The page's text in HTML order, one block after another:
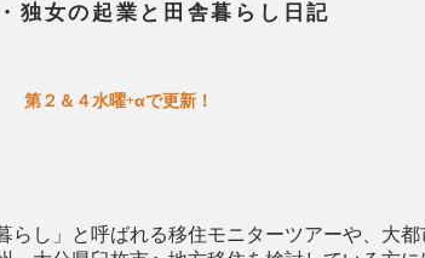
独女の起業と田舎暮らし日記
​第２＆４水曜+αで更新！
らし」と呼ばれる移住モニターツアーや、大